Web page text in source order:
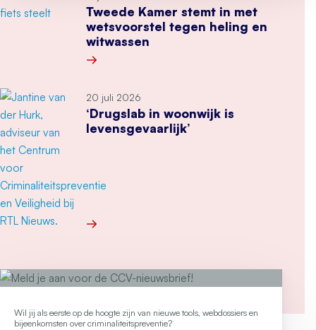
Tweede Kamer stemt in met
wetsvoorstel tegen heling en
witwassen
20 juli 2026
‘Drugslab in woonwijk is
levensgevaarlijk’
Wil jij als eerste op de hoogte zijn van nieuwe tools, webdossiers en
bijeenkomsten over criminaliteitspreventie?